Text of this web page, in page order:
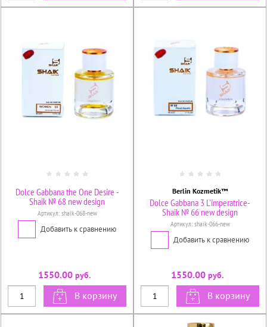
Dolce Gabbana the One Desire -
Shaik № 68 new design
Артикул:shaik-068-new
Добавить к сравнению
1550.00руб.
В корзину
Berlin Kozmetik™
Dolce Gabbana 3 L'imperatrice-
Shaik № 66 new design
Артикул:shaik-066-new
Добавить к сравнению
1550.00руб.
В корзину